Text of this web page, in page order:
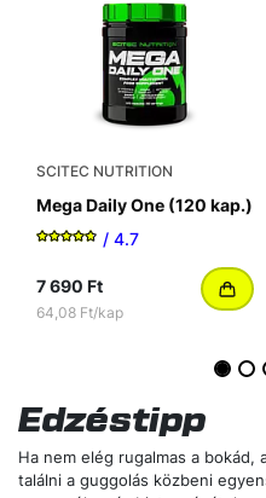
SCITEC NUTRITION
Revex HC (120 kap.)
12 490 Ft
Edzéstipp
Ha nem elég rugalmas a bokád,